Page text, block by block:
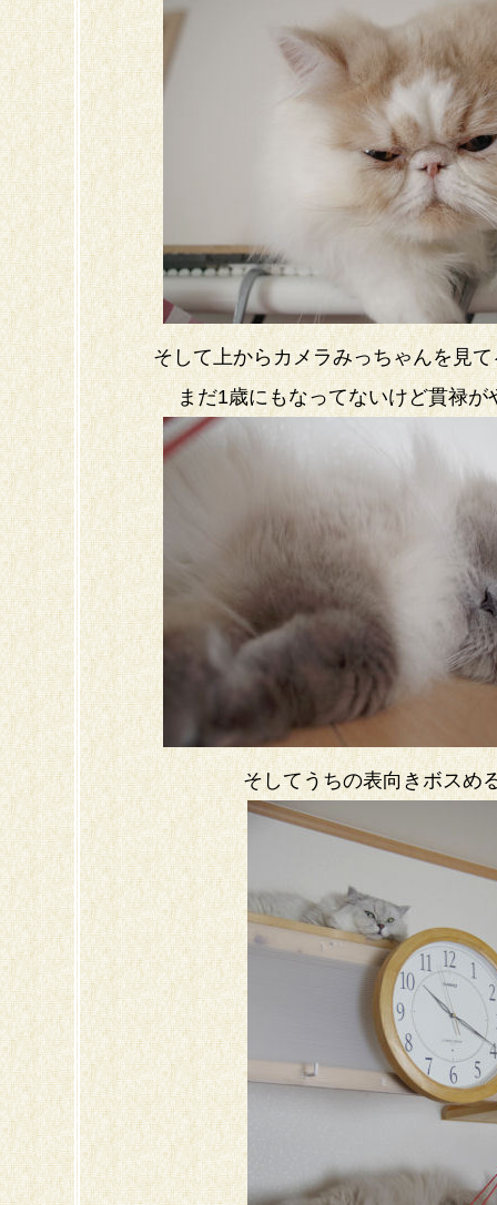
そして上からカメラみっちゃんを見
まだ1歳にもなってないけど貫禄が
そしてうちの表向きボスめ